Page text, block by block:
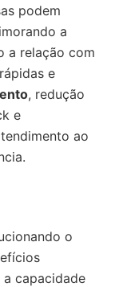
podem
a
a relação com
e
, redução
e
ao
o
capacidade